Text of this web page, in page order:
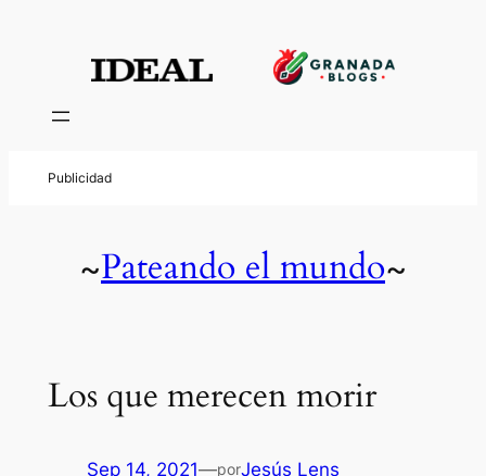
~Pateando el mundo~
Los que merecen morir
Sep 14, 2021—porJesús Lens